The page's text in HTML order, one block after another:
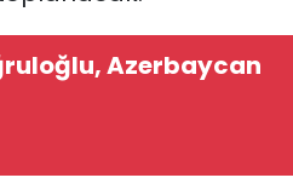
Azerbaycan